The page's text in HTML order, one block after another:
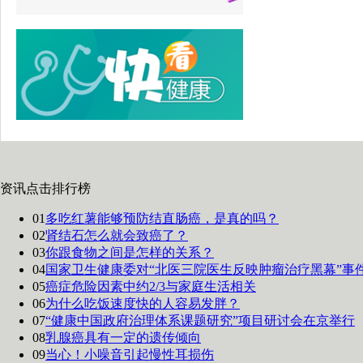
资讯点击排行榜
01 多吃红薯能够预防结直肠癌，是真的吗？
02肾结石怎么就会致癌了？
03你跟食物之间是怎样的关系？
04国家卫生健康委对“北医三院医生反映肿瘤治疗黑幕”事
05癌症危险因素中约2/3与家庭生活相关
06为什么吃饭速度快的人容易发胖？
07“健康中国政府治理体系课题研究”项目研讨会在京举行
08乳腺癌具有一定的遗传倾向
09当心！小噪音引起慢性耳损伤